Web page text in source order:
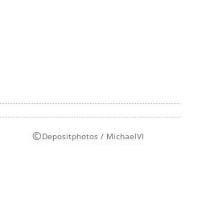
©Depositphotos / MichaelVI